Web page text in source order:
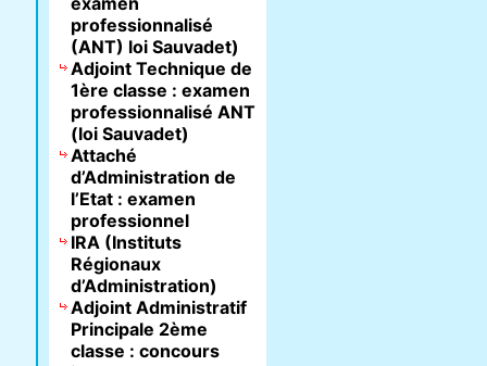
professionnalisé
(ANT) loi Sauvadet)
Adjoint Technique de
1ère classe : examen
professionnalisé ANT
(loi Sauvadet)
Attaché
d’Administration de
l’Etat : examen
professionnel
IRA (Instituts
Régionaux
d’Administration)
Adjoint Administratif
Principale 2ème
classe : concours